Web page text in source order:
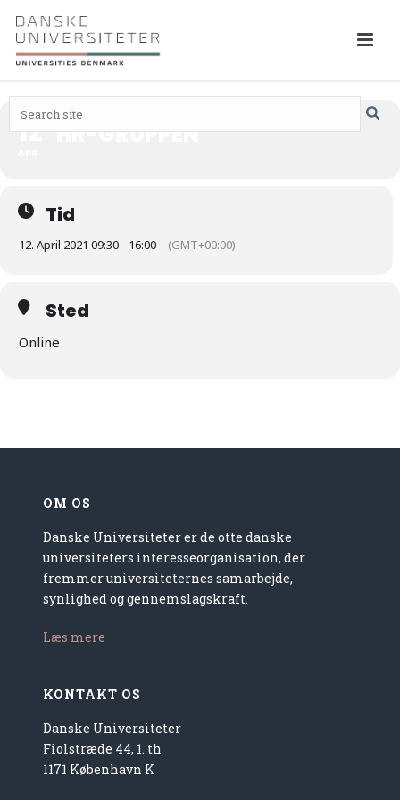
12 HR-GRUPPEN
Tid
12. April 2021 09:30 - 16:00 (GMT+00:00)
Sted
Online
OM OS
Danske Universiteter er de otte danske
universiteters interesseorganisation, der
fremmer universiteternes samarbejde,
synlighed og gennemslagskraft.
Læs mere
KONTAKT OS
Danske Universiteter
Fiolstræde 44, 1. th
1171 København K